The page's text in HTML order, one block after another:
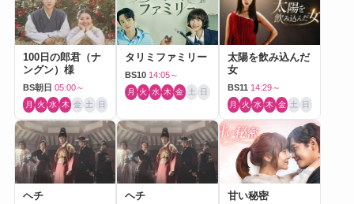
100日の郎君（ナ
ングン）様
BS朝日 05:00～
月 火 水 木 金 土 日
タリミファミリー
BS10 14:05～
月 火 水 木 金 土 日
太陽を飲み込んだ
女
BS11 14:29～
月 火 水 木 金 土 日
ヘチ ヘチ 甘い秘密